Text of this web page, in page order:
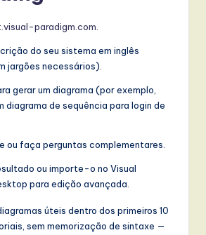
paradigm.com
do seu sistema em inglês
jargões necessários).
gerar um diagrama (por exemplo,
diagrama de sequência para login de
ou faça perguntas complementares.
ou importe-o no Visual
para edição avançada.
úteis dentro dos primeiros 10
sem memorização de sintaxe —